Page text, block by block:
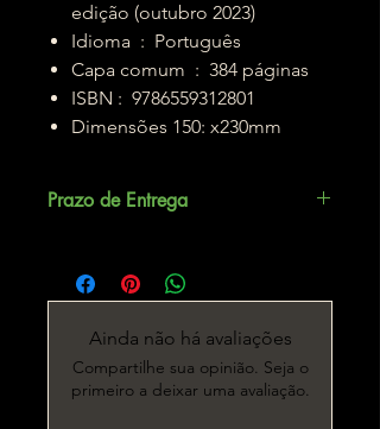
edição (outubro 2023)
Idioma ‏ : ‎ Português
Capa comum ‏ : ‎ 384 páginas
ISBN : ‎ 9786559312801
Dimensões ‏ :150x230mm ‎
Prazo de Entrega
Ainda não há avaliações
Compartilhe sua opinião. Seja o
primeiro a deixar uma avaliação.